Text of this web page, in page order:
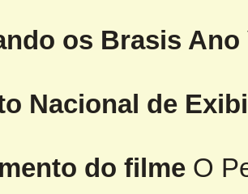
os Brasis Ano
Nacional de
do filme O